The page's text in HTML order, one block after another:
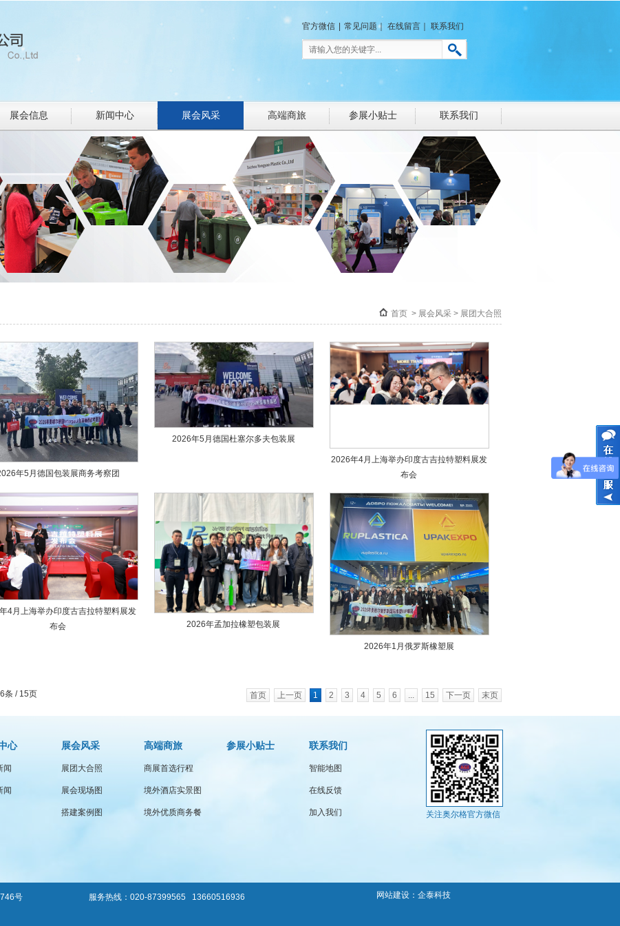
官方微信 常见问题｜ 在线留言 联系我们
展会信息 新闻中心 展会风采 高端商旅 参展小贴士 联系我们
首页 > 展会风采 > 展团大合照
年5月德国包装展商务考察团
2026年5月德国杜塞尔多夫包装展
2026年4月上海举办印度古吉拉特塑料展发
布会
4月上海举办印度古吉拉特塑料展发
布会
2026年孟加拉橡塑包装展
2026年1月俄罗斯橡塑展
条 / 15页 首页 上一页 1 2 3 4 5 6 15 下一页 末页
心
闻
闻
展会风采
展团大合照
展会现场图
搭建案例图
高端商旅
商展首选行程
境外酒店实景图
境外优质商务餐
参展小贴士 联系我们
智能地图
在线反馈
加入我们 关注奥尔格官方微信
号
服务热线：020-87399565 13660516936
网站建设 ： 企泰科技